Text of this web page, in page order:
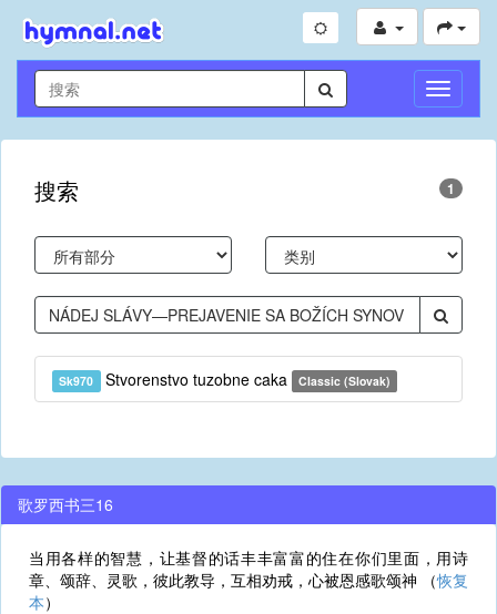
切
换
导
搜索 1
Sk970 Stvorenstvo tuzobne caka Classic (Slovak)
歌罗西书三16
当用各样的智慧，让基督的话丰丰富富的住在你们里面，用诗
章、颂辞、灵歌，彼此教导，互相劝戒，心被恩感歌颂神 （恢复
本）